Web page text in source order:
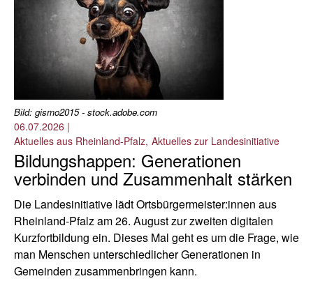
Bild: gismo2015 - stock.adobe.com
06.07.2026 |
Aktuelles aus Rheinland-Pfalz Aktuelles zur Landesinitiative
Bildungshappen: Generationen
verbinden und Zusammenhalt stärken
Die Landesinitiative lädt Ortsbürgermeister:innen aus
Rheinland-Pfalz am 26. August zur zweiten digitalen
Kurzfortbildung ein. Dieses Mal geht es um die Frage, wie
man Menschen unterschiedlicher Generationen in
Gemeinden zusammenbringen kann.